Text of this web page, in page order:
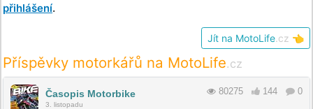
přihlášení.
Jít na MotoLife .cz 👈
Příspěvky motorkářů na MotoLife.cz
Časopis Motorbike
3. listopadu
80275 144 0